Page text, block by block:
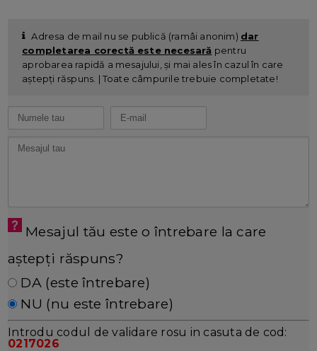
Adresa de mail nu se publică (ramâi anonim) dar
completarea corectă este necesară pentru
aprobarea rapidă a mesajului, și mai ales în cazul în care
aștepți răspuns. | Toate câmpurile trebuie completate!
Mesajul tău este o întrebare la care
aștepți răspuns?
DA (este întrebare)
NU (nu este întrebare)
Introdu codul de validare rosu in casuta de cod:
0217026